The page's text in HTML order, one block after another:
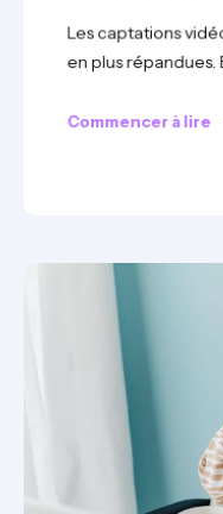
Les captations
en plus répandues.
Commencer à lire